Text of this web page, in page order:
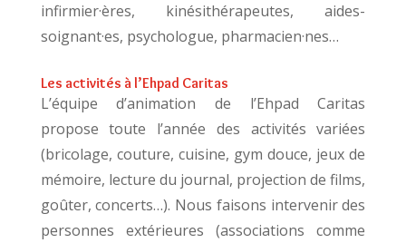
infirmier·ères, kinésithérapeutes, aides-
soignant·es, psychologue, pharmacien·nes…
Les activités à l’Ehpad Caritas
L’équipe d’animation de l’Ehpad Caritas
propose toute l’année des activités variées
(bricolage, couture, cuisine, gym douce, jeux de
mémoire, lecture du journal, projection de films,
goûter, concerts…). Nous faisons intervenir des
personnes extérieures (associations comme